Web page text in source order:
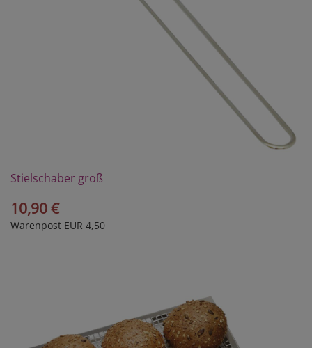
Stielschaber groß
10,90 €
Warenpost EUR 4,50